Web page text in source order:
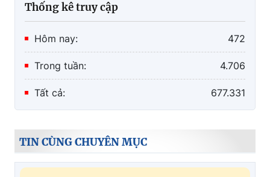
Thống kê truy cập
Hôm nay: 472
Trong tuần: 4.706
Tất cả: 677.331
TIN CÙNG CHUYÊN MỤC